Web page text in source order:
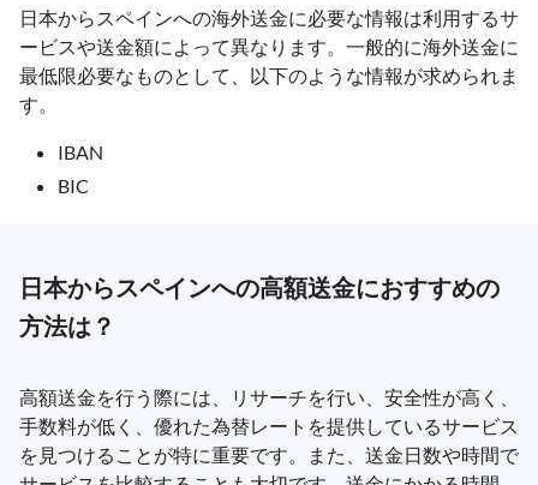
日本からスペインへの海外送金に必要な情報は利用するサ
ービスや送金額によって異なります。一般的に海外送金に
最低限必要なものとして、以下のような情報が求められま
す。
IBAN
BIC
日本からスペインへの高額送金におすすめの
方法は？
高額送金を行う際には、リサーチを行い、安全性が高く、
手数料が低く、優れた為替レートを提供しているサービス
を見つけることが特に重要です。また、送金日数や時間で